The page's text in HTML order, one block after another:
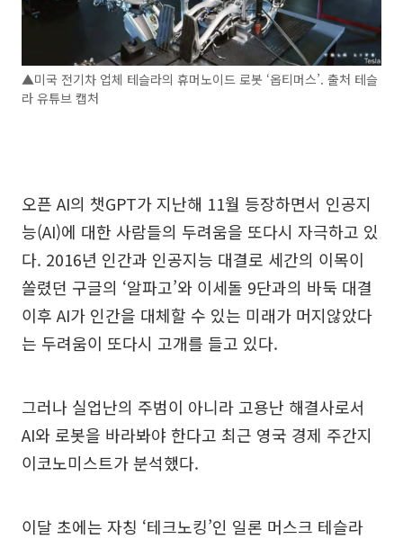
▲미국 전기차 업체 테슬라의 휴머노이드 로봇 ‘옵티머스’. 출처 테슬
라 유튜브 캡처
오픈 AI의 챗GPT가 지난해 11월 등장하면서 인공지
능(AI)에 대한 사람들의 두려움을 또다시 자극하고 있
다. 2016년 인간과 인공지능 대결로 세간의 이목이
쏠렸던 구글의 ‘알파고’와 이세돌 9단과의 바둑 대결
이후 AI가 인간을 대체할 수 있는 미래가 머지않았다
는 두려움이 또다시 고개를 들고 있다.
그러나 실업난의 주범이 아니라 고용난 해결사로서
AI와 로봇을 바라봐야 한다고 최근 영국 경제 주간지
이코노미스트가 분석했다.
이달 초에는 자칭 ‘테크노킹’인 일론 머스크 테슬라